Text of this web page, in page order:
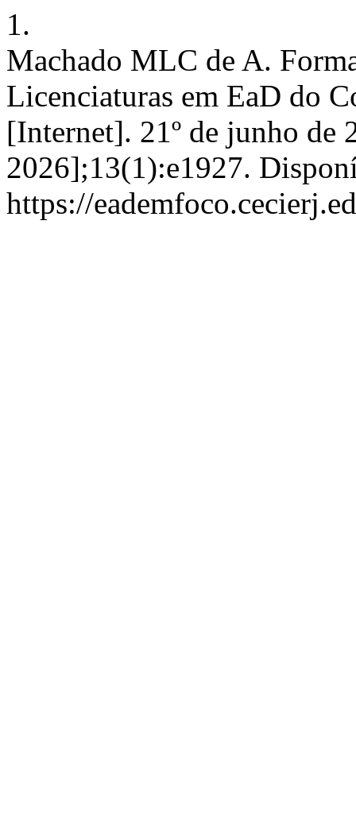
1.
Machado MLC de A.
Licenciaturas em EaD do
[Internet]. 21º de junho de
2026];13(1):e1927.
https://